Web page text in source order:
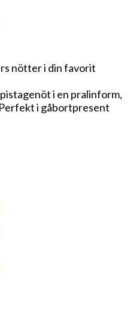
nötter i din favorit
i en pralinform,
i gåbortpresent